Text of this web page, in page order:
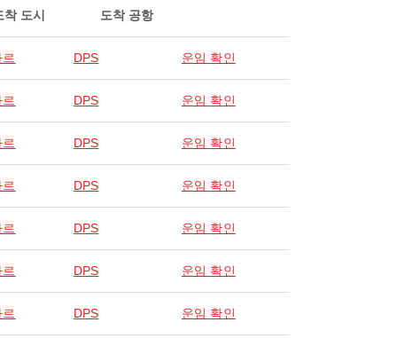
착 도시 도착 공항
DPS 운임 확인
DPS 운임 확인
DPS 운임 확인
DPS 운임 확인
DPS 운임 확인
DPS 운임 확인
DPS 운임 확인